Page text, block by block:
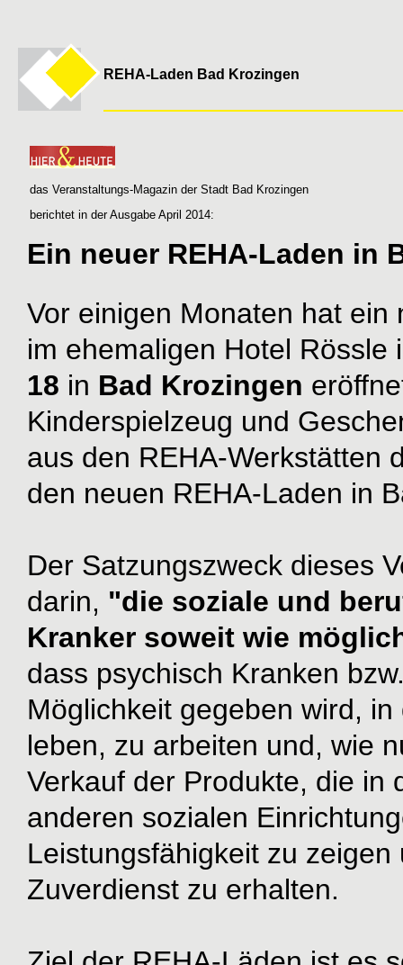
REHA-Laden Bad Krozingen
das Veranstaltungs-Magazin der Stadt Bad Krozingen
berichtet in der Ausgabe April 2014:
Ein neuer REHA-Laden in
Vor einigen Monaten hat
im ehemaligen Hotel Rössle
18 in Bad Krozingen
Kinderspielzeug und
aus den REHA-Werkstätten
den neuen REHA-Laden in
Der Satzungszweck dieses
darin, "die soziale und
Kranker soweit wie
dass psychisch Kranken
Möglichkeit gegeben wird,
leben, zu arbeiten und, wie
Verkauf der Produkte, die in
anderen sozialen
Leistungsfähigkeit zu
Zuverdienst zu erhalten.